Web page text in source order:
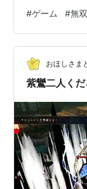
虎が必須では
召喚に必須の
た。貂蝉や孫
上がらないの
たので、色々
#ゲーム #無
おほしさま
紫鸞二人く